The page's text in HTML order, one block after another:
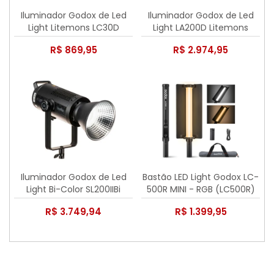
Iluminador Godox de Led
Light Litemons LC30D
R$ 869,95
Iluminador Godox de Led
Light LA200D Litemons
Daylight
R$ 2.974,95
Iluminador Godox de Led
Light Bi-Color SL200IIBi
R$ 3.749,94
Bastão LED Light Godox LC-
500R MINI - RGB (LC500R)
18W
R$ 1.399,95